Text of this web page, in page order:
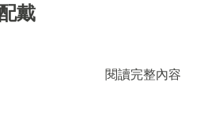
戴
閱讀完整內容